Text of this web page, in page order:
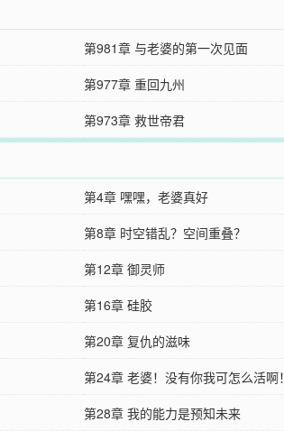
第981章 与老婆的第一次见面
第977章 重回九州
第973章 救世帝君
第4章 嘿嘿，老婆真好
第8章 时空错乱？空间重叠？
第12章 御灵师
第16章 硅胶
第20章 复仇的滋味
第24章 老婆！没有你我可怎么活啊！
第28章 我的能力是预知未来